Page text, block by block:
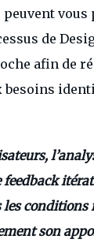
vous
de
afin de
besoins
conditions
son